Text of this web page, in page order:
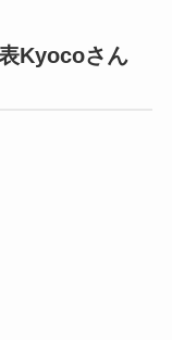
Kyocoさん